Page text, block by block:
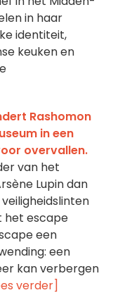
in haar
identiteit,
keuken en
Rashomon
in een
overvallen.
van het
Lupin dan
het escape
een
een
kan verbergen
verder]